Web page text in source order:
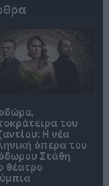
του
Η νέα
όπερα του
Στάθη
θέατρο